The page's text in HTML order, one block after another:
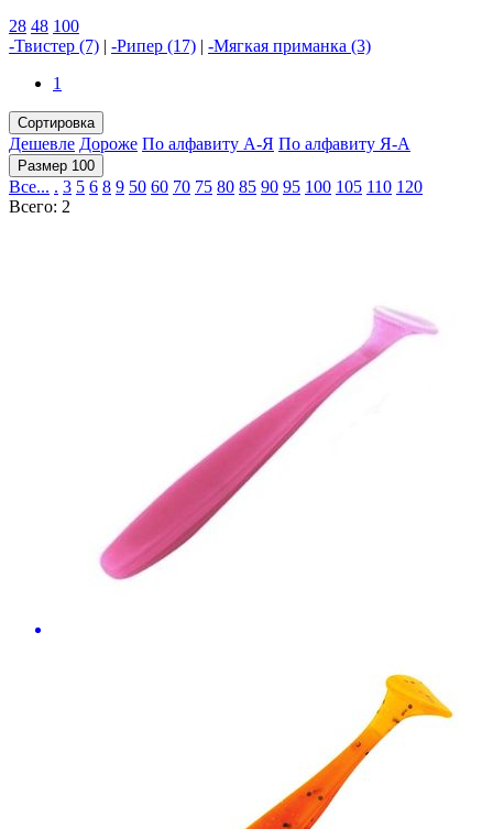
28 48 100
-Твистер (7) | -Рипер (17) | -Мягкая приманка (3)
1
Сортировка
Дешевле Дороже По алфавиту А-Я По алфавиту Я-А
Размер 100
Все... . 3 5 6 8 9 50 60 70 75 80 85 90 95 100 105 110 120
Всего: 2